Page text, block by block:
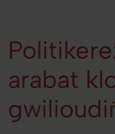
arabat